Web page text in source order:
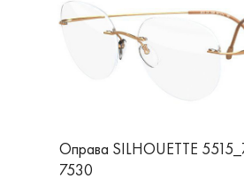
Оправа SILHOUETTE
7530